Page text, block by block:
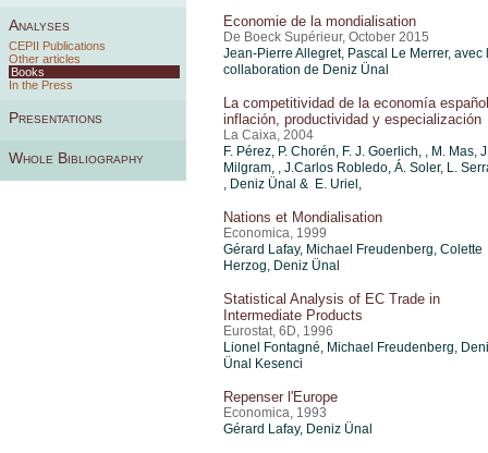
Analyses
CEPII Publications
Other articles
Books
In the Press
Presentations
Whole Bibliography
Economie de la mondialisation
De Boeck Supérieur, October 2015
Jean-Pierre Allegret, Pascal Le Merrer, avec
collaboration de Deniz Ünal
La competitividad de la economía
inflación, productividad y especialización
La Caixa, 2004
F. Pérez, P. Chorén, F. J. Goerlich, , M. Mas,
Milgram, , J.Carlos Robledo, Á. Soler, L.
, Deniz Ünal & E. Uriel,
Nations et Mondialisation
Economica, 1999
Gérard Lafay, Michael Freudenberg, Colette
Herzog, Deniz Ünal
Statistical Analysis of EC Trade in
Intermediate Products
Eurostat, 6D, 1996
Lionel Fontagné, Michael Freudenberg,
Ünal Kesenci
Repenser l'Europe
Economica, 1993
Gérard Lafay, Deniz Ünal